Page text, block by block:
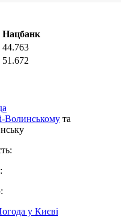
Волинському та
у Києві